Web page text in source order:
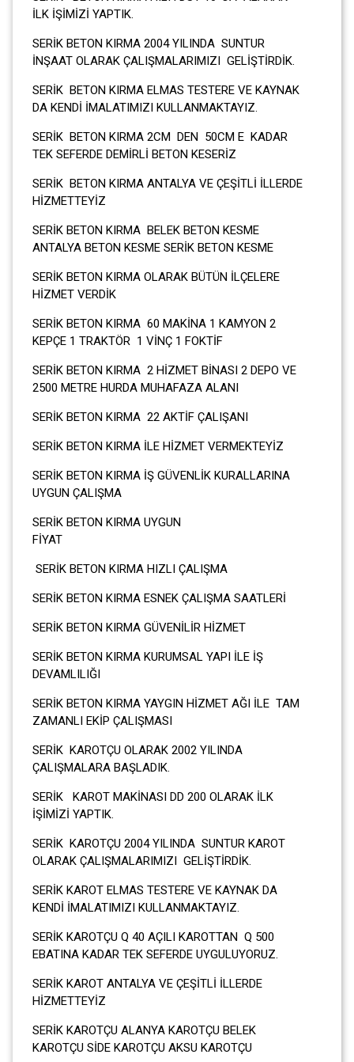
İLK İŞİMİZİ YAPTIK.
SERİK BETON KIRMA 2004 YILINDA SUNTUR
İNŞAAT OLARAK ÇALIŞMALARIMIZI GELİŞTİRDİK.
SERİK BETON KIRMA ELMAS TESTERE VE KAYNAK
DA KENDİ İMALATIMIZI KULLANMAKTAYIZ.
SERİK BETON KIRMA 2CM DEN 50CM E KADAR
TEK SEFERDE DEMİRLİ BETON KESERİZ
SERİK BETON KIRMA ANTALYA VE ÇEŞİTLİ İLLERDE
HİZMETTEYİZ
SERİK BETON KIRMA BELEK BETON KESME
ANTALYA BETON KESME SERİK BETON KESME
SERİK BETON KIRMA OLARAK BÜTÜN İLÇELERE
HİZMET VERDİK
SERİK BETON KIRMA 60 MAKİNA 1 KAMYON 2
KEPÇE 1 TRAKTÖR 1 VİNÇ 1 FOKTİF
SERİK BETON KIRMA 2 HİZMET BİNASI 2 DEPO VE
2500 METRE HURDA MUHAFAZA ALANI
SERİK BETON KIRMA 22 AKTİF ÇALIŞANI
SERİK BETON KIRMA İLE HİZMET VERMEKTEYİZ
SERİK BETON KIRMA İŞ GÜVENLİK KURALLARINA
UYGUN ÇALIŞMA
SERİK BETON KIRMA UYGUN
SERİK BETON KIRMA HIZLI ÇALIŞMA
SERİK BETON KIRMA ESNEK ÇALIŞMA SAATLERİ
SERİK BETON KIRMA GÜVENİLİR HİZMET
SERİK BETON KIRMA KURUMSAL YAPI İLE İŞ
DEVAMLILIĞI
SERİK BETON KIRMA YAYGIN HİZMET AĞI İLE TAM
ZAMANLI EKİP ÇALIŞMASI
SERİK KAROTÇU OLARAK 2002 YILINDA
ÇALIŞMALARA BAŞLADIK.
SERİK KAROT MAKİNASI DD 200 OLARAK İLK
İŞİMİZİ YAPTIK.
SERİK KAROTÇU 2004 YILINDA SUNTUR KAROT
OLARAK ÇALIŞMALARIMIZI GELİŞTİRDİK.
SERİK KAROT ELMAS TESTERE VE KAYNAK DA
KENDİ İMALATIMIZI KULLANMAKTAYIZ.
SERİK KAROTÇU Q 40 AÇILI KAROTTAN Q 500
EBATINA KADAR TEK SEFERDE UYGULUYORUZ.
SERİK KAROT ANTALYA VE ÇEŞİTLİ İLLERDE
HİZMETTEYİZ
SERİK KAROTÇU ALANYA KAROTÇU BELEK
KAROTÇU SİDE KAROTÇU AKSU KAROTÇU